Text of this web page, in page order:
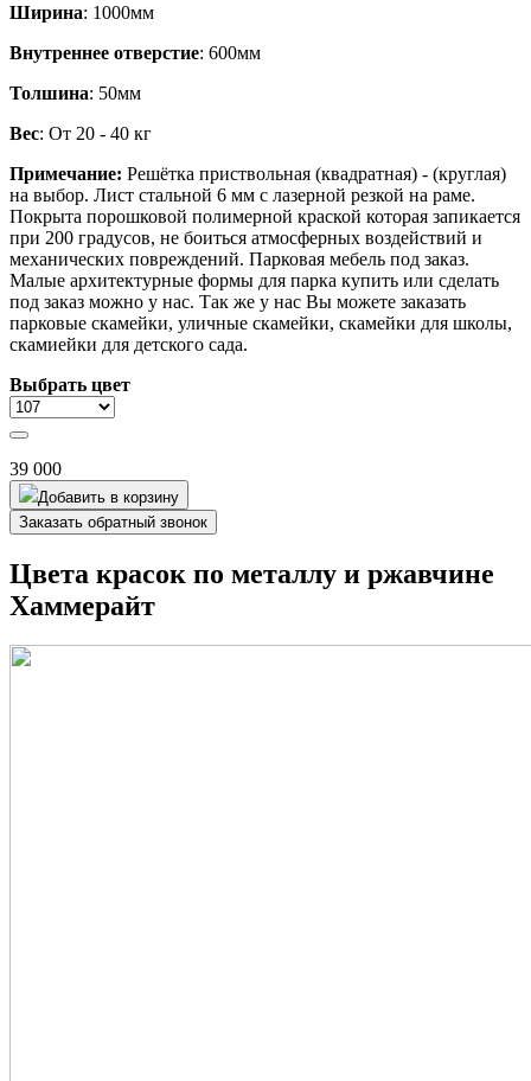
Ширина: 1000мм
Внутреннее отверстие: 600мм
Толшина: 50мм
Вес: От 20 - 40 кг
Примечание: Решётка приствольная (квадратная) - (круглая)
на выбор. Лист стальной 6 мм с лазерной резкой на раме.
Покрыта порошковой полимерной краской которая запикается
при 200 градусов, не боиться атмосферных воздействий и
механических повреждений. Парковая мебель под заказ.
Малые архитектурные формы для парка купить или сделать
под заказ можно у нас. Так же у нас Вы можете заказать
парковые скамейки, уличные скамейки, скамейки для школы,
скамиейки для детского сада.
Выбрать цвет
39 000
Добавить в корзину
Заказать обратный звонок
Цвета красок по металлу и ржавчине
Хаммерайт